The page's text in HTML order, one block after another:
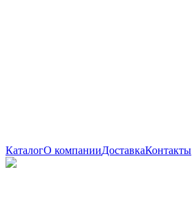
КаталогО компанииДоставкаКонтакты